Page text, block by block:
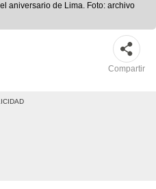
aniversario de Lima. Foto: archivo
Compartir